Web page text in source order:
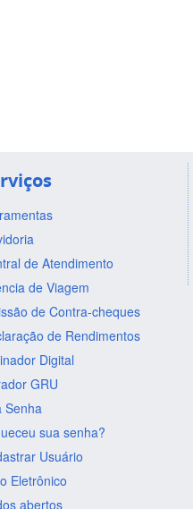
de Atendimento
de Viagem
de Contra-cheques
de Rendimentos
Digital
GRU
Senha
sua senha?
Usuário
Eletrônico
abertos